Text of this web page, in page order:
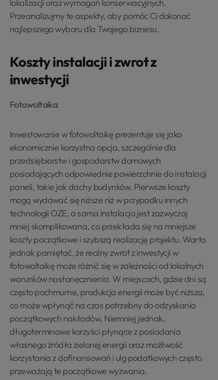
lokalizacji oraz wymagań konserwacyjnych.
Przeanalizujmy te aspekty, aby pomóc Ci dokonać
najlepszego wyboru dla Twojego biznesu.
Koszty instalacji i zwrot z
inwestycji
Fotowoltaika
Inwestowanie w fotowoltaikę prezentuje się jako
ekonomicznie korzystna opcja, szczególnie dla
przedsiębiorstw i gospodarstw domowych
posiadających odpowiednie powierzchnie do instalacji
paneli, takie jak dachy budynków. Pierwsze koszty
mogą wydawać się niższe niż w przypadku innych
technologii OZE, a sama instalacja jest zazwyczaj
mniej skomplikowana, co przekłada się na mniejsze
koszty początkowe i szybszą realizację projektu. Warto
jednak pamiętać, że realny zwrot z inwestycji w
fotowoltaikę może różnić się w zależności od lokalnych
warunków nasłonecznienia. W miejscach, gdzie dni są
często pochmurne, produkcja energii może być niższa,
co może wpłynąć na czas potrzebny do odzyskania
początkowych nakładów. Niemniej jednak,
długoterminowe korzyści płynące z posiadania
własnego źródła zielonej energii oraz możliwość
korzystania z dofinansowań i ulg podatkowych często
przeważają te początkowe wyzwania.